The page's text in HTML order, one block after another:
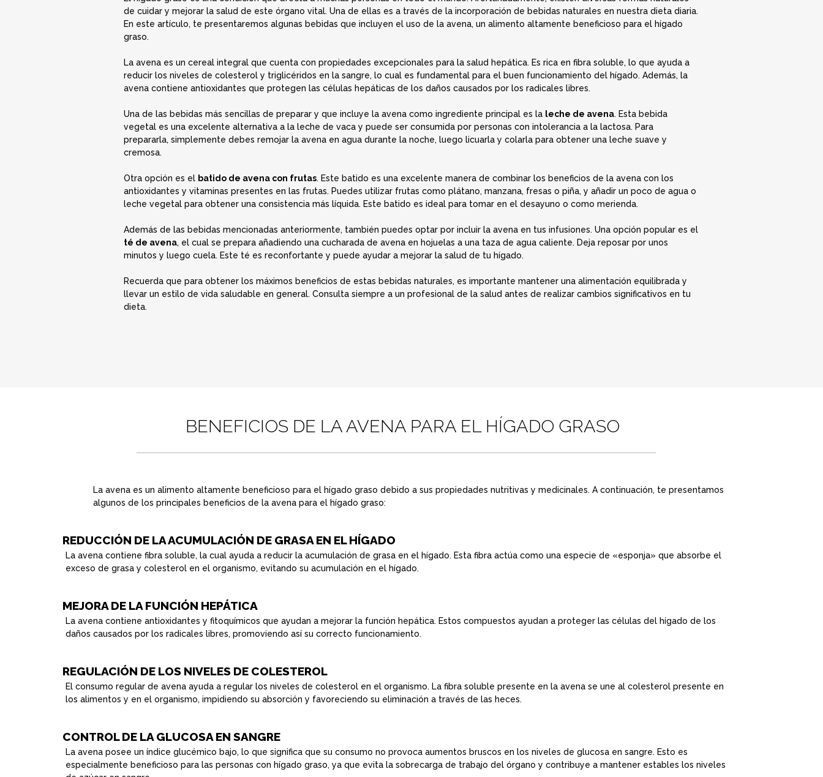
de cuidar y mejorar la salud de este órgano vital. Una de ellas es a través de la incorporación de bebidas naturales en nuestra dieta diaria.
En este artículo, te presentaremos algunas bebidas que incluyen el uso de la avena, un alimento altamente beneficioso para el hígado
graso.
La avena es un cereal integral que cuenta con propiedades excepcionales para la salud hepática. Es rica en fibra soluble, lo que ayuda a
reducir los niveles de colesterol y triglicéridos en la sangre, lo cual es fundamental para el buen funcionamiento del hígado. Además, la
avena contiene antioxidantes que protegen las células hepáticas de los daños causados por los radicales libres.
Una de las bebidas más sencillas de preparar y que incluye la avena como ingrediente principal es la leche de avena. Esta bebida
vegetal es una excelente alternativa a la leche de vaca y puede ser consumida por personas con intolerancia a la lactosa. Para
prepararla, simplemente debes remojar la avena en agua durante la noche, luego licuarla y colarla para obtener una leche suave y
cremosa.
Otra opción es el batido de avena con frutas. Este batido es una excelente manera de combinar los beneficios de la avena con los
antioxidantes y vitaminas presentes en las frutas. Puedes utilizar frutas como plátano, manzana, fresas o piña, y añadir un poco de agua o
leche vegetal para obtener una consistencia más líquida. Este batido es ideal para tomar en el desayuno o como merienda.
Además de las bebidas mencionadas anteriormente, también puedes optar por incluir la avena en tus infusiones. Una opción popular es el
té de avena, el cual se prepara añadiendo una cucharada de avena en hojuelas a una taza de agua caliente. Deja reposar por unos
minutos y luego cuela. Este té es reconfortante y puede ayudar a mejorar la salud de tu hígado.
Recuerda que para obtener los máximos beneficios de estas bebidas naturales, es importante mantener una alimentación equilibrada y
llevar un estilo de vida saludable en general. Consulta siempre a un profesional de la salud antes de realizar cambios significativos en tu
dieta.
BENEFICIOS DE LA AVENA PARA EL HÍGADO GRASO
La avena es un alimento altamente beneficioso para el hígado graso debido a sus propiedades nutritivas y medicinales. A continuación, te presentamos
algunos de los principales beneficios de la avena para el hígado graso:
REDUCCIÓN DE LA ACUMULACIÓN DE GRASA EN EL HÍGADO
La avena contiene fibra soluble, la cual ayuda a reducir la acumulación de grasa en el hígado. Esta fibra actúa como una especie de «esponja» que absorbe el
exceso de grasa y colesterol en el organismo, evitando su acumulación en el hígado.
MEJORA DE LA FUNCIÓN HEPÁTICA
La avena contiene antioxidantes y fitoquímicos que ayudan a mejorar la función hepática. Estos compuestos ayudan a proteger las células del hígado de los
daños causados por los radicales libres, promoviendo así su correcto funcionamiento.
REGULACIÓN DE LOS NIVELES DE COLESTEROL
El consumo regular de avena ayuda a regular los niveles de colesterol en el organismo. La fibra soluble presente en la avena se une al colesterol presente en
los alimentos y en el organismo, impidiendo su absorción y favoreciendo su eliminación a través de las heces.
CONTROL DE LA GLUCOSA EN SANGRE
La avena posee un índice glucémico bajo, lo que significa que su consumo no provoca aumentos bruscos en los niveles de glucosa en sangre. Esto es
especialmente beneficioso para las personas con hígado graso, ya que evita la sobrecarga de trabajo del órgano y contribuye a mantener estables los niveles